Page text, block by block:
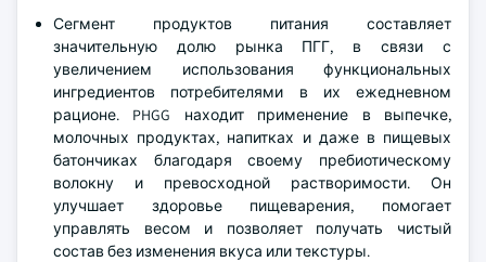
Сегмент продуктов питания составляет
значительную долю рынка ПГГ, в связи с
увеличением использования функциональных
ингредиентов потребителями в их ежедневном
рационе. PHGG находит применение в выпечке,
молочных продуктах, напитках и даже в пищевых
батончиках благодаря своему пребиотическому
волокну и превосходной растворимости. Он
улучшает здоровье пищеварения, помогает
управлять весом и позволяет получать чистый
состав без изменения вкуса или текстуры.